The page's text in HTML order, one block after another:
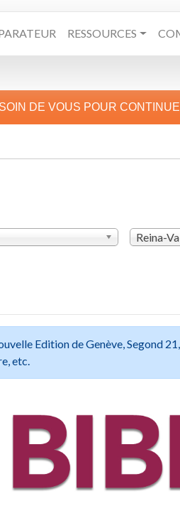
RESSOURCES
DE VOUS POUR
Reina-
Edition de Genève, Segond
etc.